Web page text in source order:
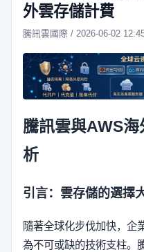
外雲存儲計費
騰訊雲國際 / 2026-06-02
騰訊雲與AWS
析
引言：雲存儲的選擇
隨著全球化步伐加快，企
為不可或缺的技術支柱。